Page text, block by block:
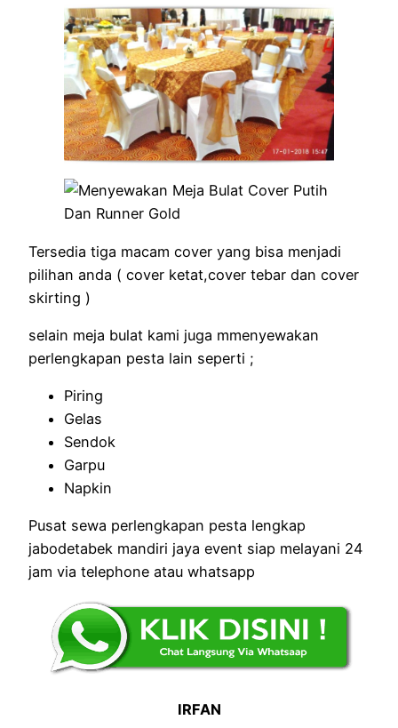
Tersedia tiga macam cover yang bisa menjadi
pilihan anda ( cover ketat,cover tebar dan cover
skirting )
selain meja bulat kami juga mmenyewakan
perlengkapan pesta lain seperti ;
Piring
Gelas
Sendok
Garpu
Napkin
Pusat sewa perlengkapan pesta lengkap
jabodetabek mandiri jaya event siap melayani 24
jam via telephone atau whatsapp
IRFAN